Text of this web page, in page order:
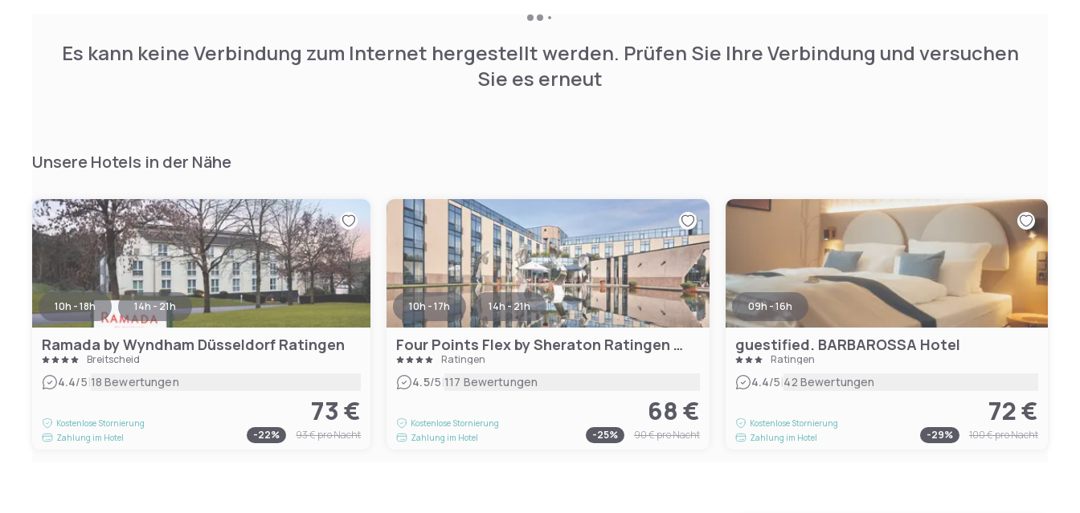
Es kann keine Verbindung zum Internet hergestellt werden. Prüfen Sie Ihre Verbindung und versuchen
Sie es erneut
Unsere Hotels in der Nähe
10h - 18h 14h - 21h
Ramada by Wyndham Düsseldorf Ratingen
Breitscheid
4.4/5|18 Bewertungen
Kostenlose Stornierung
Zahlung im Hotel
73 €
-22% 93 €pro Nacht
10h - 17h 14h - 21h
Four Points Flex by Sheraton Ratingen Düsseldorf Airport
Ratingen
4.5/5|117 Bewertungen
Kostenlose Stornierung
Zahlung im Hotel
68 €
-25% 90 €pro Nacht
09h - 16h
guestified. BARBAROSSA Hotel
Ratingen
4.4/5|42 Bewertungen
Kostenlose Stornierung
Zahlung im Hotel
72 €
-29% 100 €pro Nacht